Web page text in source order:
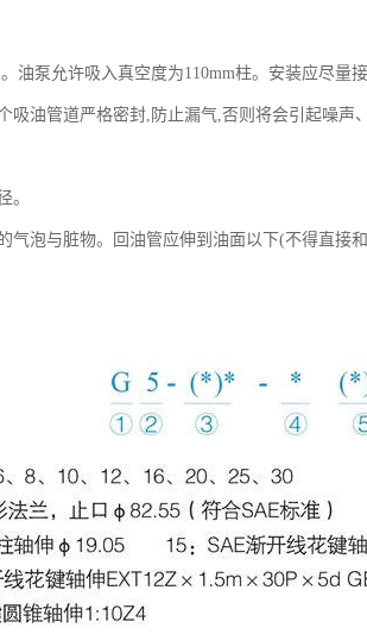
油泵允许吸入真空度为110mm柱。安装应尽量
吸油管道严格密封,防止漏气,否则将会引起噪声
。
气泡与脏物。回油管应伸到油面以下(不得直接